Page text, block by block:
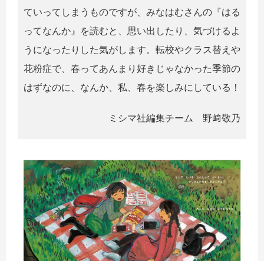
ていってしまうものですが、みなはむさんの『はる
ってなんか』を読むと、思い出したり、気づけるよ
うになったりした気がします。転校やクラス替えや
花粉症で、春ってあんまり好きじゃなかった季節の
はずなのに、なんか、私、春を楽しみにしている！
ミシマ社編集チーム 野﨑敬乃